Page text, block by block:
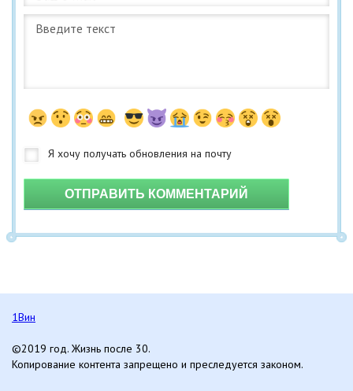
ОТПРАВИТЬ КОММЕНТАРИЙ
1Вин
©2019 год. Жизнь после 30.
Копирование контента запрещено и преследуется законом.